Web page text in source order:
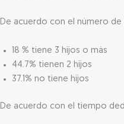
De acuerdo con el número de
18 % tiene 3 hijos o más
44.7% tienen 2 hijos
37.1% no tiene hijos
De acuerdo con el tiempo